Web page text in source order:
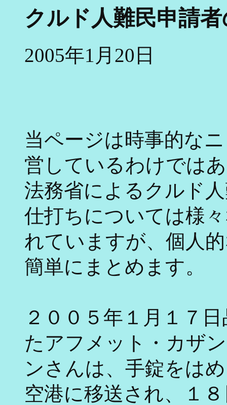
クルド人難民申請
2005年1月20日
当ページは時事的な
営しているわけでは
法務省によるクルド
仕打ちについては様
れていますが、個人
簡単にまとめます。
２００５年１月１７
たアフメット・カザ
ンさんは、手錠をは
空港に移送され、１